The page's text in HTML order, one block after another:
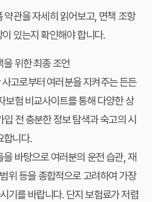
약관을 자세히 읽어보고, 면책 조항
있는지 확인해야 합니다.
을 위한 최종 조언
고로부터 여러분을 지켜주는 든든
보험 비교사이트를 통해 다양한 상
입 전충분한 정보 탐색과 숙고의 시
합니다.
바탕으로 여러분의 운전 습관, 재
위 등을 종합적으로 고려하여 가장
기를 바랍니다. 단지 보험료가 저렴